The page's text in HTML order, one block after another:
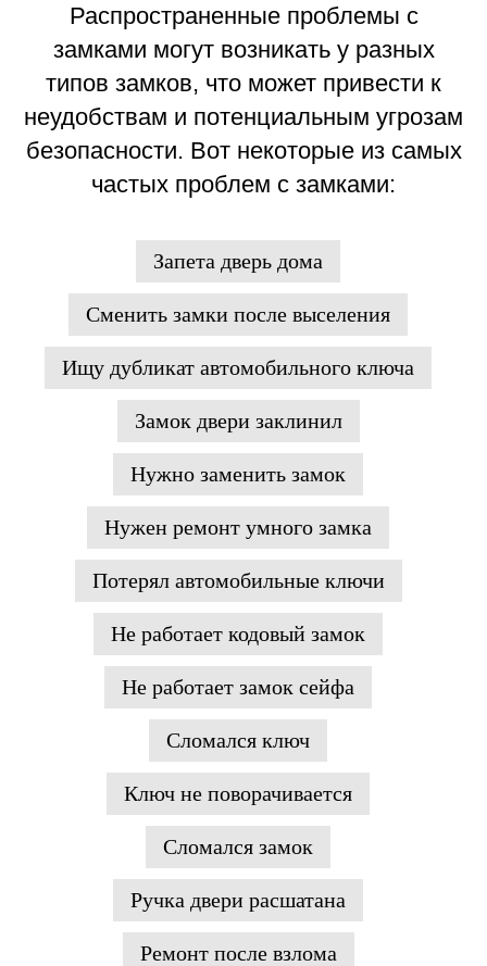
Распространенные проблемы с
замками могут возникать у разных
типов замков, что может привести к
неудобствам и потенциальным угрозам
безопасности. Вот некоторые из самых
частых проблем с замками:
Запета дверь дома
Сменить замки после выселения
Ищу дубликат автомобильного ключа
Замок двери заклинил
Нужно заменить замок
Нужен ремонт умного замка
Потерял автомобильные ключи
Не работает кодовый замок
Не работает замок сейфа
Сломался ключ
Ключ не поворачивается
Сломался замок
Ручка двери расшатана
Ремонт после взлома